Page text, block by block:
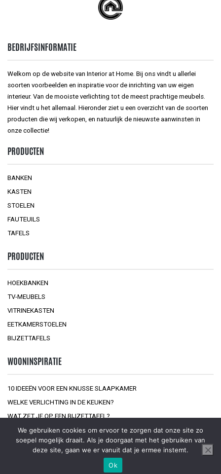
BEDRIJFSINFORMATIE
Welkom op de website van Interior at Home. Bij ons vindt u allerlei
soorten voorbeelden en inspiratie voor de inrichting van uw eigen
interieur. Van de mooiste verlichting tot de meest prachtige meubels.
Hier vindt u het allemaal. Hieronder ziet u een overzicht van de soorten
producten die wij verkopen, en natuurlijk de nieuwste aanwinsten in
onze collectie!
PRODUCTEN
BANKEN
KASTEN
STOELEN
FAUTEUILS
TAFELS
PRODUCTEN
HOEKBANKEN
TV-MEUBELS
VITRINEKASTEN
EETKAMERSTOELEN
BIJZETTAFELS
WOONINSPIRATIE
10 IDEEËN VOOR EEN KNUSSE SLAAPKAMER
WELKE VERLICHTING IN DE KEUKEN?
WAT ZET JE OP EEN BIJZETTAFEL?
Interior at Home
We gebruiken cookies om ervoor te zorgen dat onze site zo
soepel mogelijk draait. Als je doorgaat met het gebruiken van
deze site, gaan we er vanuit dat je ermee instemt.
Ok